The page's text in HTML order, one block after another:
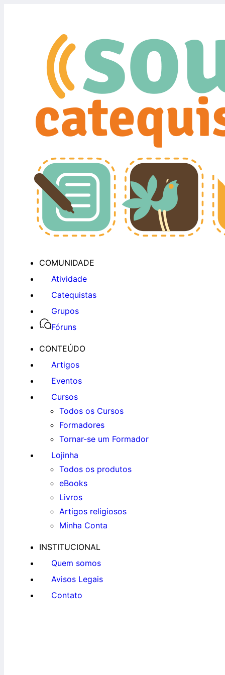
COMUNIDADE
Atividade
Catequistas
Grupos
Fóruns
CONTEÚDO
Artigos
Eventos
Cursos
Todos os Cursos
Formadores
Tornar-se um Formador
Lojinha
Todos os produtos
eBooks
Livros
Artigos religiosos
Minha Conta
INSTITUCIONAL
Quem somos
Avisos Legais
Contato